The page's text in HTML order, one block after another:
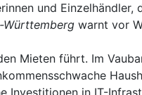
und Einzelhändler,
Württemberg warnt vor
Mieten führt. Im